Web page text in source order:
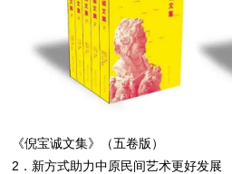
《倪宝诚文集》（五卷版）
2．新方式助力中原民间艺术更好发展